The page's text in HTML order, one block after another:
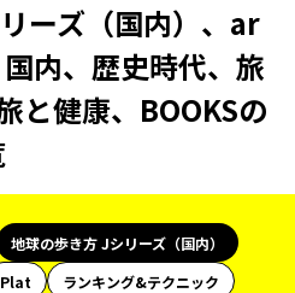
ーズ（国内）、ar
内、歴史時代、旅
と健康、BOOKSの
地球の歩き方 Jシリーズ（国内）
Plat
ランキング&テクニック